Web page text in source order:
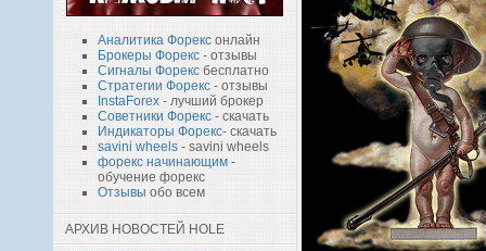
Аналитика Форекс онлайн
Брокеры Форекс - отзывы
Сигналы Форекс бесплатно
Стратегии Форекс - отзывы
InstaForex - лучший брокер
Советники Форекс - скачать
Индикаторы Форекс- скачать
savini wheels - savini wheels
форекс начинающим -
обучение форекс
Отзывы обо всем
АРХИВ НОВОСТЕЙ HOLE